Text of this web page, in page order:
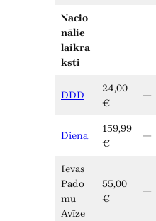
Nacio
nālie
laikra
ksti
DDD
24,00
€
—
Diena
159,99
€
—
Ievas
Pado
mu
Avīze
55,00
€
—